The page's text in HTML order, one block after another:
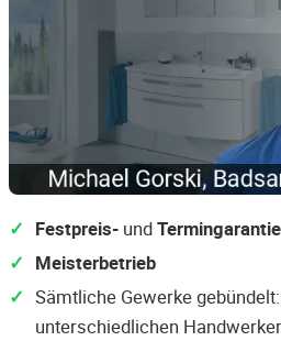
Festpreis- undTermingarantie
Meisterbetrieb
Sämtliche Gewerke
unterschiedlichen